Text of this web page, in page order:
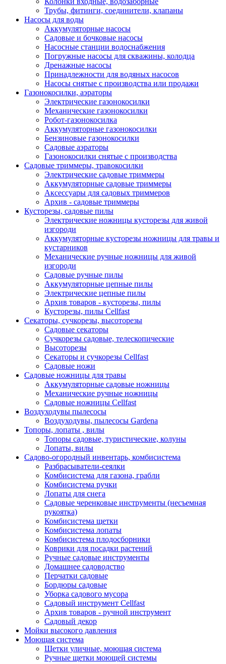
Трубы, фитинги, соединители, клапаны
Насосы для воды
Аккумуляторные насосы
Садовые и бочковые насосы
Насосные станции водоснабжения
Погружные насосы для скважины, колодца
Дренажные насосы
Принадлежности для водяных насосов
Насосы снятые с производства или продажи
Газонокосилки, аэраторы
Электрические газонокосилки
Механические газонокосилки
Робот-газонокосилка
Аккумуляторные газонокосилки
Бензиновые газонокосилки
Садовые аэраторы
Газонокосилки снятые с производства
Садовые триммеры, травокосилки
Электрические садовые триммеры
Аккумуляторные садовые триммеры
Аксессуары для садовых триммеров
Архив - садовые триммеры
Кусторезы, садовые пилы
Электрические ножницы кусторезы для живой
изгороди
Аккумуляторные кусторезы ножницы для травы и
кустарников
Механические ручные ножницы для живой
изгороди
Садовые ручные пилы
Аккумуляторные цепные пилы
Электрические цепные пилы
Архив товаров - кусторезы, пилы
Кусторезы, пилы Cellfast
Секаторы, сучкорезы, высоторезы
Садовые секаторы
Сучкорезы садовые, телескопические
Высоторезы
Секаторы и сучкорезы Cellfast
Садовые ножи
Садовые ножницы для травы
Аккумуляторные садовые ножницы
Механические ручные ножницы
Садовые ножницы Cellfast
Воздуходувы пылесосы
Воздуходувы, пылесосы Gardena
Топоры, лопаты , вилы
Топоры садовые, туристические, колуны
Лопаты, вилы
Садово-огородный инвентарь, комбисистема
Разбрасыватели-сеялки
Комбисистема для газона, грабли
Комбисистема ручки
Лопаты для снега
Садовые черенковые инструменты (несъемная
рукоятка)
Комбисистема щетки
Комбисистема лопаты
Комбисистема плодосборники
Коврики для посадки растений
Ручные садовые инструменты
Домашнее садоводство
Перчатки садовые
Бордюры садовые
Уборка садового мусора
Садовый инструмент Cellfast
Архив товаров - ручной инструмент
Садовый декор
Мойки высокого давления
Моющая система
Щетки уличные, моющая система
Ручные щетки моющей системы